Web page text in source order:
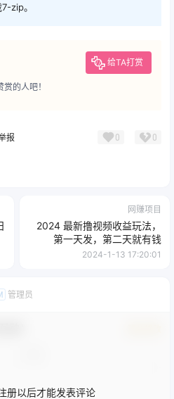
zip。
给TA打赏
的人吧！
报 0 0
网赚项目
2024 最新撸视频收益玩法，
第一天发，第二天就有钱
2024-1-13 17:20:01
管理员
册以后才能发表评论